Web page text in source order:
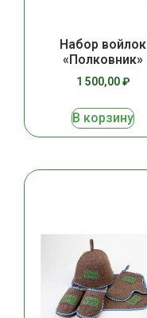
Набор войлок
«Полковник»
1 500,00₽
В корзину